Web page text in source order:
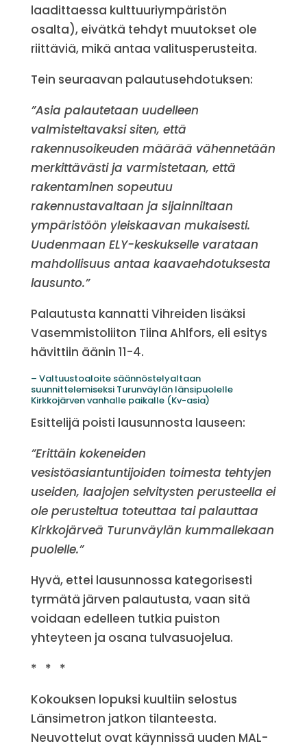
laadittaessa kulttuuriympäristön
osalta), eivätkä tehdyt muutokset ole
riittäviä, mikä antaa valitusperusteita.
Tein seuraavan palautusehdotuksen:
”Asia palautetaan uudelleen
valmisteltavaksi siten, että
rakennusoikeuden määrää vähennetään
merkittävästi ja varmistetaan, että
rakentaminen sopeutuu
rakennustavaltaan ja sijainniltaan
ympäristöön yleiskaavan mukaisesti.
Uudenmaan ELY-keskukselle varataan
mahdollisuus antaa kaavaehdotuksesta
lausunto.”
Palautusta kannatti Vihreiden lisäksi
Vasemmistoliiton Tiina Ahlfors, eli esitys
hävittiin äänin 11-4.
– Valtuustoaloite säännöstelyaltaan
suunnittelemiseksi Turunväylän länsipuolelle
Kirkkojärven vanhalle paikalle (Kv-asia)
Esittelijä poisti lausunnosta lauseen:
”Erittäin kokeneiden
vesistöasiantuntijoiden toimesta tehtyjen
useiden, laajojen selvitysten perusteella ei
ole perusteltua toteuttaa tai palauttaa
Kirkkojärveä Turunväylän kummallekaan
puolelle.”
Hyvä, ettei lausunnossa kategorisesti
tyrmätä järven palautusta, vaan sitä
voidaan edelleen tutkia puiston
yhteyteen ja osana tulvasuojelua.
* * *
Kokouksen lopuksi kuultiin selostus
Länsimetron jatkon tilanteesta.
Neuvottelut ovat käynnissä uuden MAL-